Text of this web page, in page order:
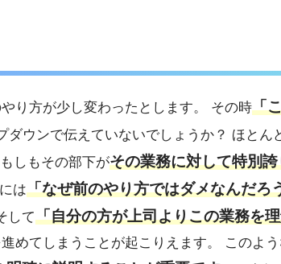
り方が少し変わったとします。 その時「
ダウンで伝えていないでしょうか？ ほとん
しもその部下がその業務に対して特別
は「なぜ前のやり方ではダメなんだろ
して「自分の方が上司よりこの業務を
めてしまうことが起こりえます。 このよ